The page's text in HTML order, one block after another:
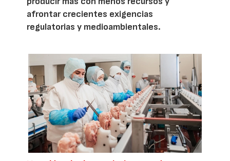
afrontar crecientes exigencias
regulatorias y medioambientales.